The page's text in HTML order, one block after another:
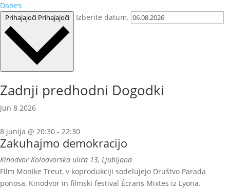
Danes
Prihajajoči Prihajajoči Izberite datum.
Zadnji predhodni Dogodki
Jun 8 2026
8 junija @ 20:30 - 22:30
Zakuhajmo demokracijo
Kinodvor Kolodvorska ulica 13, Ljubljana
Film Monike Treut, v koprodukciji sodelujejo Društvo Parada
ponosa, Kinodvor in filmski festival Écrans Mixtes iz Lyona.